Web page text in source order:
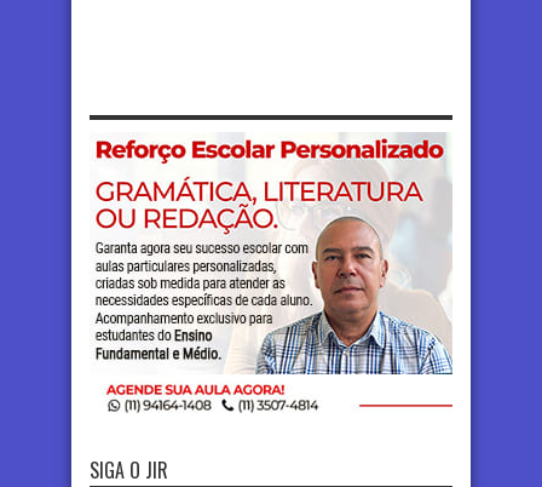
SIGA O JIR